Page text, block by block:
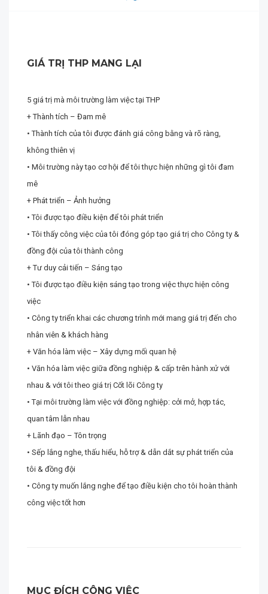
GIÁ TRỊ THP MANG LẠI
5 giá trị mà môi trường làm việc tại THP
+ Thành tích – Đam mê
• Thành tích của tôi được đánh giá công bằng và rõ ràng,
không thiên vị
• Môi trường này tạo cơ hội để tôi thực hiện những gì tôi đam
mê
+ Phát triển – Ảnh hưởng
• Tôi được tạo điều kiện để tôi phát triển
• Tôi thấy công việc của tôi đóng góp tạo giá trị cho Công ty &
đồng đội của tôi thành công
+ Tư duy cải tiến – Sáng tạo
• Tôi được tạo điều kiện sáng tạo trong việc thực hiện công
việc
• Công ty triển khai các chương trình mới mang giá trị đến cho
nhân viên & khách hàng
+ Văn hóa làm việc – Xây dựng mối quan hệ
• Văn hóa làm việc giữa đồng nghiệp & cấp trên hành xử với
nhau & với tôi theo giá trị Cốt lõi Công ty
• Tại môi trường làm việc với đồng nghiệp: cởi mở, hợp tác,
quan tâm lẫn nhau
+ Lãnh đạo – Tôn trọng
• Sếp lắng nghe, thấu hiểu, hỗ trợ & dẫn dắt sự phát triển của
tôi & đồng đội
• Công ty muốn lắng nghe để tạo điều kiện cho tôi hoàn thành
công việc tốt hơn
MỤC ĐÍCH CÔNG VIỆC